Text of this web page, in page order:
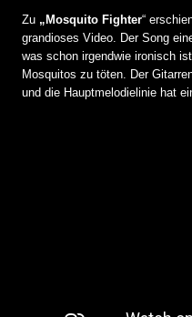
Zu „Mosquito Fighter“
grandioses Video. Der Song
was schon irgendwie ironisch
Mosquitos zu töten. Der
und die Hauptmelodielinie hat